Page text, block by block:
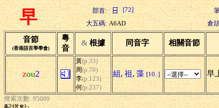
早 部首: [72]
大五碼: A6AD 倉
音節
(香港語言學學會)
粵
音
& 根據 同音字 相關音節
zou2
黃(p.33)
周(p.70)
李(p.123)
何(p.237)
組, 祖 , 藻 [10..] 早
搜索次數: 95009